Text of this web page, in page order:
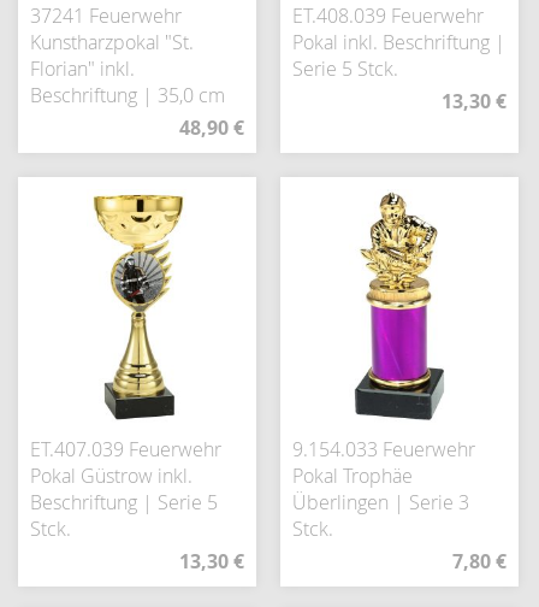
37241 Feuerwehr
Kunstharzpokal "St.
Florian" inkl.
Beschriftung | 35,0 cm
48,90 €
ET.408.039 Feuerwehr
Pokal inkl. Beschriftung |
Serie 5 Stck.
13,30 €
ET.407.039 Feuerwehr
Pokal Güstrow inkl.
Beschriftung | Serie 5
Stck.
13,30 €
9.154.033 Feuerwehr
Pokal Trophäe
Überlingen | Serie 3
Stck.
7,80 €